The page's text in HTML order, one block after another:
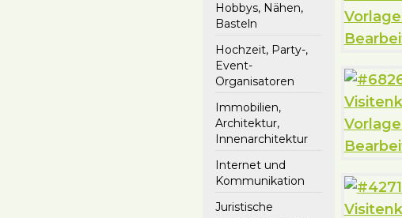
Hobbys, Nähen,
Basteln
Hochzeit, Party-,
Event-
Organisatoren
Immobilien,
Architektur,
Innenarchitektur
Internet und
Kommunikation
Juristische